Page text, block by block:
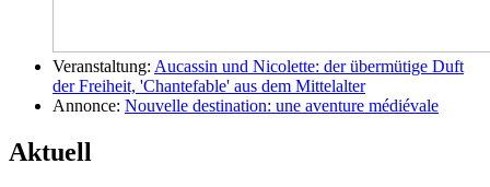
Veranstaltung: Aucassin und Nicolette: der übermütige Duft
der Freiheit, 'Chantefable' aus dem Mittelalter
Annonce: Nouvelle destination: une aventure médiévale
Aktuell